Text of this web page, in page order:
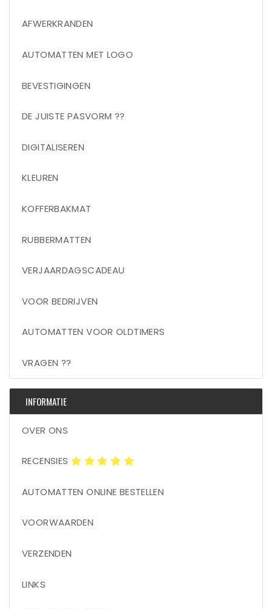
AFWERKRANDEN
AUTOMATTEN MET LOGO
BEVESTIGINGEN
DE JUISTE PASVORM ??
DIGITALISEREN
KLEUREN
KOFFERBAKMAT
RUBBERMATTEN
VERJAARDAGSCADEAU
VOOR BEDRIJVEN
AUTOMATTEN VOOR OLDTIMERS
VRAGEN ??
INFORMATIE
OVER ONS
RECENSIES
AUTOMATTEN ONLINE BESTELLEN
VOORWAARDEN
VERZENDEN
LINKS